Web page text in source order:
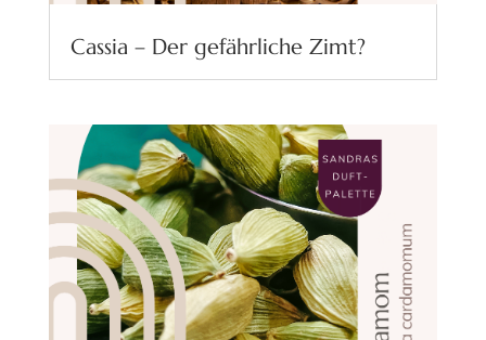
Cassia – Der gefährliche Zimt?